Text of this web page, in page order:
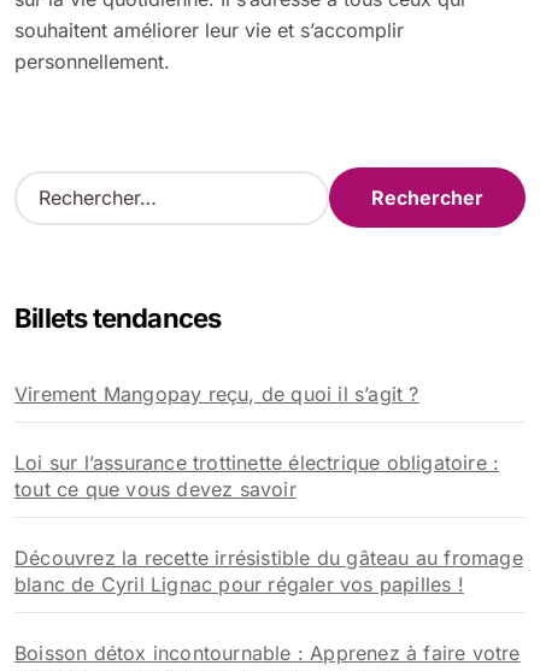
souhaitent améliorer leur vie et s’accomplir
personnellement.
R
e
r
e
r
:
Billets tendances
Virement Mangopay reçu, de quoi il s’agit ?
Loi sur l’assurance trottinette électrique obligatoire :
tout ce que vous devez savoir
Découvrez la recette irrésistible du gâteau au fromage
blanc de Cyril Lignac pour régaler vos papilles !
Boisson détox incontournable : Apprenez à faire votre